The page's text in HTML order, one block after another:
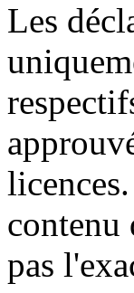
Les
contenu
pas